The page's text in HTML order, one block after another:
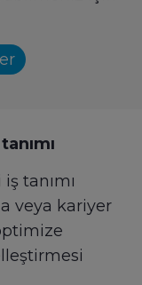
tanımı
veya kariyer